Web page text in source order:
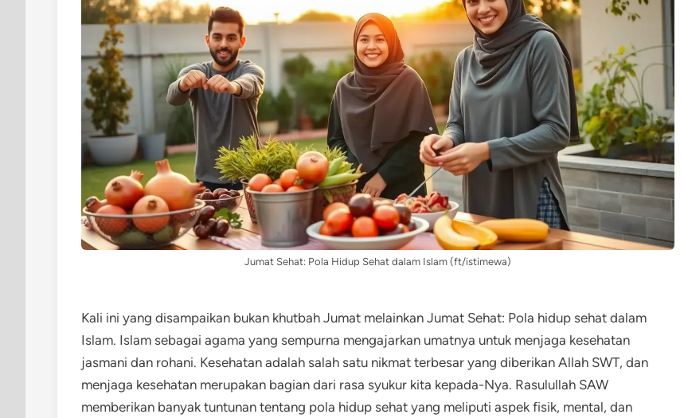
Jumat Sehat: Pola Hidup Sehat dalam Islam (ft/istimewa)
Kali ini yang disampaikan bukan khutbah Jumat melainkan Jumat Sehat: Pola hidup sehat dalam
Islam. Islam sebagai agama yang sempurna mengajarkan umatnya untuk menjaga kesehatan
jasmani dan rohani. Kesehatan adalah salah satu nikmat terbesar yang diberikan Allah SWT, dan
menjaga kesehatan merupakan bagian dari rasa syukur kita kepada-Nya. Rasulullah SAW
memberikan banyak tuntunan tentang pola hidup sehat yang meliputi aspek fisik, mental, dan